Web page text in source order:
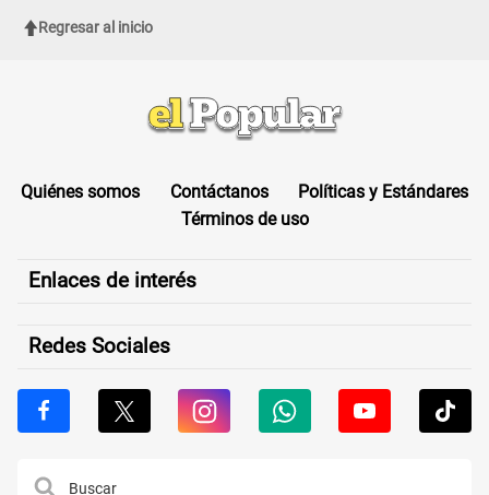
Regresar al inicio
Quiénes somos Contáctanos
Políticas y Estándares
Términos de uso
Enlaces de interés
Redes Sociales